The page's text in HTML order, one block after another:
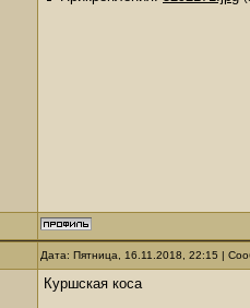
Дата: Пятница, 16.11.2018, 22:15 |
Куршская коса